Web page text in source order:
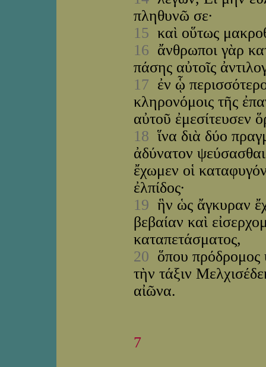
πληθυνῶ σε·
15 καὶ οὕτως
16 ἄνθρωποι γὰρ
πάσης αὐτοῖς
17 ἐν ᾧ
κληρονόμοις τῆς
αὐτοῦ ἐμεσίτευσεν
18 ἵνα διὰ δύο
ἀδύνατον
ἔχωμεν οἱ
ἐλπίδος·
19 ἣν ὡς ἄγκυραν
βεβαίαν καὶ
καταπετάσματος,
20 ὅπου πρόδρομος
τὴν τάξιν
αἰῶνα.
7